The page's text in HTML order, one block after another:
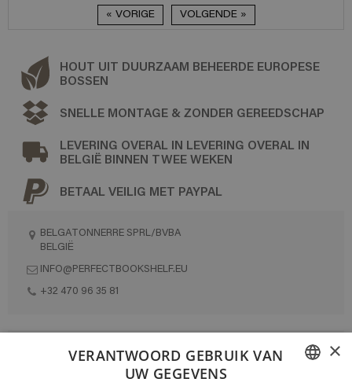
« VORIGE VOLGENDE »
HOUT UIT DUURZAAM BEHEERDE EUROPESE
BOSSEN
SNELLE MONTAGE & ZONDER GEREEDSCHAP
LEVERING OVERAL IN LEVERING OVERAL IN
BELGIË BINNEN TWEE WEKEN
BETAAL VEILIG MET PAYPAL
BELGATONNERRE SPRL/BVBA
BELGIË
INFO@PERFECTBOOKSHELF.EU
+32 470 96 35 81
VOLLEDIG ONTWORPEN EN GEPRODUCEERD IN BELGIË
×
VERANTWOORD GEBRUIK VAN
UW GEGEVENS